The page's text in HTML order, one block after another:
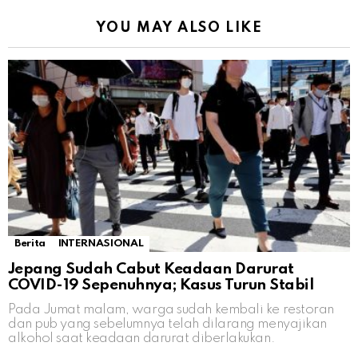
YOU MAY ALSO LIKE
Berita INTERNASIONAL
Jepang Sudah Cabut Keadaan Darurat
COVID-19 Sepenuhnya; Kasus Turun Stabil
Pada Jumat malam, warga sudah kembali ke restoran
dan pub yang sebelumnya telah dilarang menyajikan
alkohol saat keadaan darurat diberlakukan.